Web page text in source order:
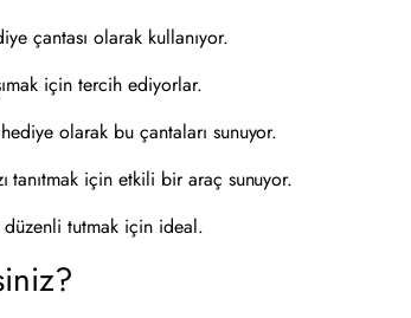
çantası olarak kullanıyor.
için tercih ediyorlar.
olarak bu çantaları sunuyor.
tanıtmak için etkili bir araç sunuyor.
düzenli tutmak için ideal.